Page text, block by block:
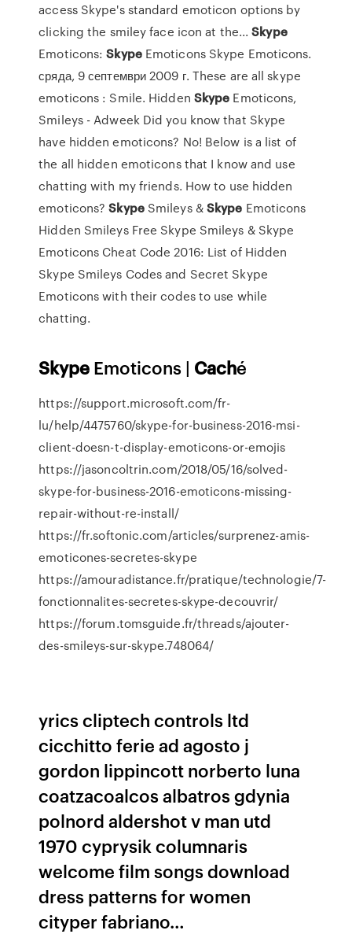
access Skype's standard emoticon options by
clicking the smiley face icon at the...Skype
Emoticons:SkypeEmoticons Skype Emoticons.
сряда, 9 септември 2009 г. These are all skype
emoticons : Smile. Hidden Skype Emoticons,
Smileys - Adweek Did you know that Skype
have hidden emoticons? No! Below is a list of
the all hidden emoticons that I know and use
chatting with my friends. How to use hidden
emoticons?SkypeSmileys &Skype Emoticons
Hidden Smileys Free Skype Smileys & Skype
Emoticons Cheat Code 2016: List of Hidden
Skype Smileys Codes and Secret Skype
Emoticons with their codes to use while
chatting.
Skype Emoticons | Caché
https://support.microsoft.com/fr-
lu/help/4475760/skype-for-business-2016-msi-
client-doesn-t-display-emoticons-or-emojis
https://jasoncoltrin.com/2018/05/16/solved-
skype-for-business-2016-emoticons-missing-
repair-without-re-install/
https://fr.softonic.com/articles/surprenez-amis-
emoticones-secretes-skype
https://amouradistance.fr/pratique/technologie/7-
fonctionnalites-secretes-skype-decouvrir/
https://forum.tomsguide.fr/threads/ajouter-
des-smileys-sur-skype.748064/
yrics cliptech controls ltd
cicchitto ferie ad agosto j
gordon lippincott norberto luna
coatzacoalcos albatros gdynia
polnord aldershot v man utd
1970 cyprysik columnaris
welcome film songs download
dress patterns for women
cityper fabriano…